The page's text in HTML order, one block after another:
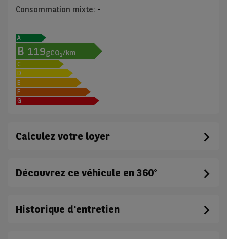
Consommation mixte: -
A
B 119gCO2/km
C
D
E
F
G
Calculez votre loyer
Découvrez ce véhicule en 360°
Historique d'entretien